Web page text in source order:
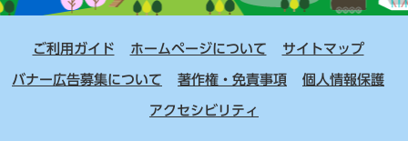
ご利用ガイド ホームページについて サイトマップ
バナー広告募集について 著作権・免責事項 個人情報保護
アクセシビリティ